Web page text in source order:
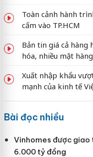
Toàn cảnh hành
cấm vào TP.HCM
Bản tin giá cả hàng
hóa, nhiều mặt
Xuất nhập khẩu
mạnh của kinh tế
Bài đọc nhiều
Vinhomes được giao
6.000 tỷ đồng